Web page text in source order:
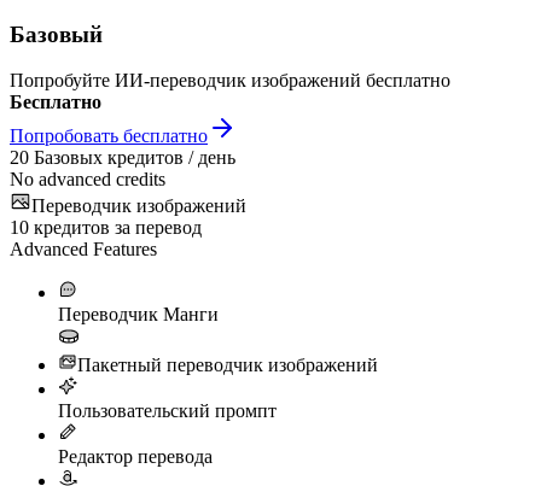
Базовый
Попробуйте ИИ-переводчик изображений бесплатно
Бесплатно
Попробовать бесплатно
20 Базовых кредитов / день
No advanced credits
Переводчик изображений
10 кредитов за перевод
Advanced Features
Переводчик Манги
Пакетный переводчик изображений
Пользовательский промпт
Редактор перевода